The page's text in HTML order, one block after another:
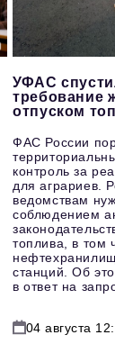
УФАС
требование
отпуском
ФАС России
контроль за
для аграриев.
ведомствам
соблюдением
топлива, в том
станций. Об
в ответ на
04 августа